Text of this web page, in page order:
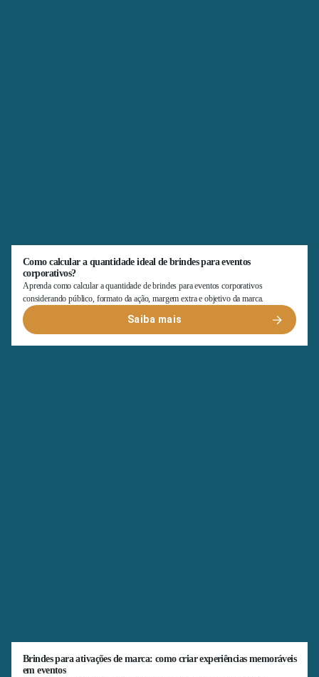
Como calcular a quantidade ideal de brindes para eventos
corporativos?
Aprenda como calcular a quantidade de brindes para eventos corporativos
considerando público, formato da ação, margem extra e objetivo da marca.
Saiba mais
Brindes para ativações de marca: como criar experiências memoráveis
em eventos